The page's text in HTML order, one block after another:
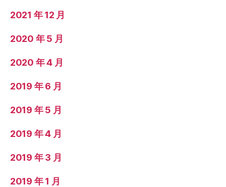
2021 年 12 月
2020 年 5 月
2020 年 4 月
2019 年 6 月
2019 年 5 月
2019 年 4 月
2019 年 3 月
2019 年 1 月